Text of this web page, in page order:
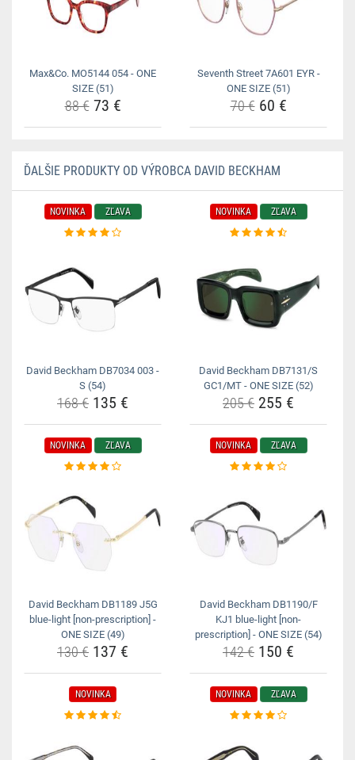
Max&Co. MO5144 054 - ONE
SIZE (51)
88 €73 €
Seventh Street 7A601 EYR -
ONE SIZE (51)
70 €60 €
ĎALŠIE PRODUKTY OD VÝROBCA DAVID BECKHAM
NOVINKA ZĽAVA
David Beckham DB7034 003 -
S (54)
168 € 135 €
NOVINKA ZĽAVA
David Beckham DB7131/S
GC1/MT - ONE SIZE (52)
205 € 255 €
NOVINKA ZĽAVA
David Beckham DB1189 J5G
blue-light [non-prescription] -
ONE SIZE (49)
130 € 137 €
NOVINKA ZĽAVA
David Beckham DB1190/F
KJ1 blue-light [non-
prescription] - ONE SIZE (54)
142 € 150 €
NOVINKA NOVINKA ZĽAVA